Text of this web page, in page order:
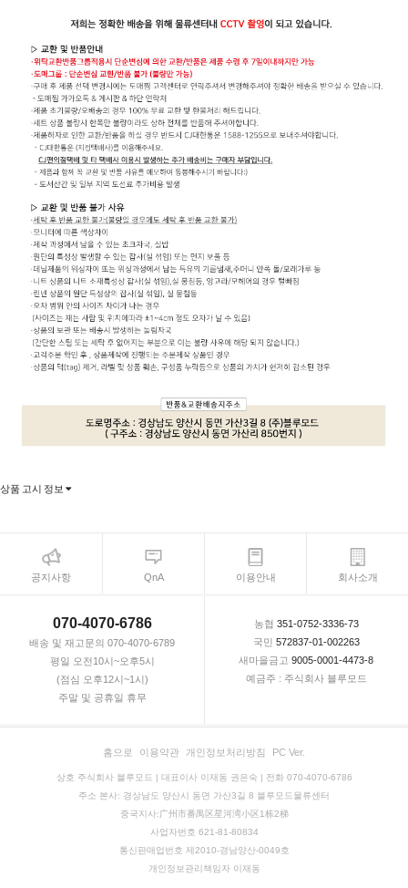
상품 고시 정보
공지사항 QnA 이용안내 회사소개
070-4070-6786
배송 및 재고문의 070-4070-6789
평일 오전10시~오후5시
(점심 오후12시~1시)
주말 및 공휴일 휴무
농협 351-0752-3336-73
국민 572837-01-002263
새마을금고 9005-0001-4473-8
예금주 : 주식회사 블루모드
홈으로 이용약관 개인정보처리방침 PC Ver.
상호 주식회사 블루모드 | 대표이사 이재동 권은숙 | 전화 070-4070-6786
주소 본사: 경상남도 양산시 동면 가산3길 8 블루모드물류센터
중국지사:广州市番禺区星河湾小区1栋2梯
사업자번호 621-81-80834
통신판매업번호 제2010-경남양산-0049호
개인정보관리책임자 이재동